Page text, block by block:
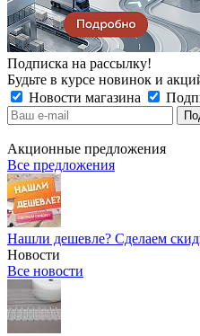
Подписка на рассылку!
Будьте в курсе новинок и
Новости магазина
Акционные предложения
Все предложения
Нашли дешевле? Сделаем
Новости
Все новости